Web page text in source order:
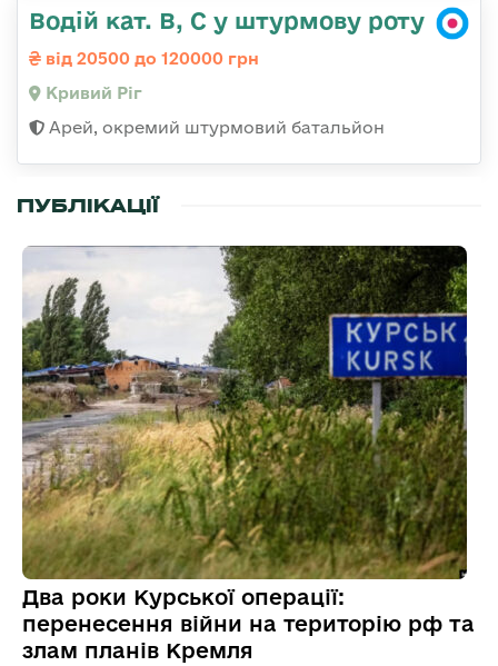
Водій кат. В, С у штурмову роту
від 20500 до 120000 грн
Кривий Ріг
Арей, окремий штурмовий батальйон
ПУБЛІКАЦІЇ
Два роки Курської операції:
перенесення війни на територію рф та
злам планів Кремля